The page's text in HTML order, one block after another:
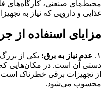
محیط‌های صنعتی، کارگاه‌های
غذایی و دارویی که نیاز به
مزایای استفاده از
۱. عدم نیاز به برق: یکی از
دستی آن است. در مکان‌هایی
از تجهیزات برقی خطرناک است،
محسوب می‌شود.